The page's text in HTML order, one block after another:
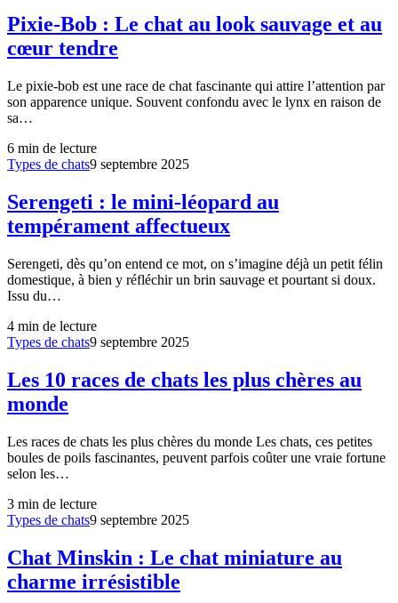
Pixie-Bob : Le chat au look sauvage et au
cœur tendre
Le pixie-bob est une race de chat fascinante qui attire l’attention par
son apparence unique. Souvent confondu avec le lynx en raison de
sa…
6 min de lecture
Types de chats9 septembre 2025
Serengeti : le mini-léopard au
tempérament affectueux
Serengeti, dès qu’on entend ce mot, on s’imagine déjà un petit félin
domestique, à bien y réfléchir un brin sauvage et pourtant si doux.
Issu du…
4 min de lecture
Types de chats9 septembre 2025
Les 10 races de chats les plus chères au
monde
Les races de chats les plus chères du monde Les chats, ces petites
boules de poils fascinantes, peuvent parfois coûter une vraie fortune
selon les…
3 min de lecture
Types de chats9 septembre 2025
Chat Minskin : Le chat miniature au
charme irrésistible